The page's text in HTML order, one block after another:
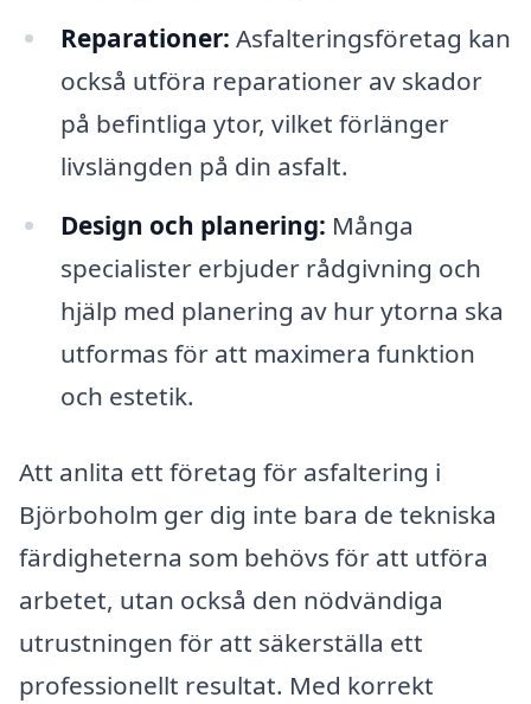
Reparationer: Asfalteringsföretag kan
också utföra reparationer av skador
på befintliga ytor, vilket förlänger
livslängden på din asfalt.
Design och planering: Många
specialister erbjuder rådgivning och
hjälp med planering av hur ytorna ska
utformas för att maximera funktion
och estetik.
Att anlita ett företag för asfaltering i
Björboholm ger dig inte bara de tekniska
färdigheterna som behövs för att utföra
arbetet, utan också den nödvändiga
utrustningen för att säkerställa ett
professionellt resultat. Med korrekt